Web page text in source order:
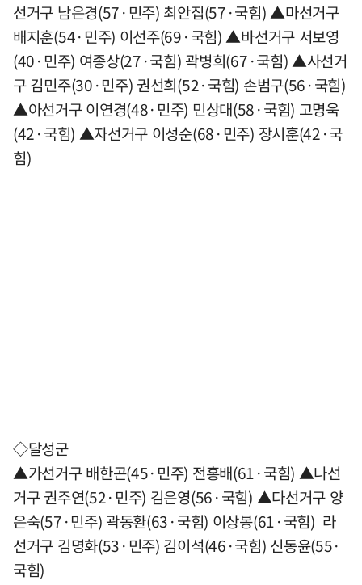
선거구 남은경(57·민주) 최안집(57·국힘) ▲마선거구
배지훈(54·민주) 이선주(69·국힘) ▲바선거구 서보영
(40·민주) 여종상(27·국힘) 곽병희(67·국힘) ▲사선거
구 김민주(30·민주) 권선희(52·국힘) 손범구(56·국힘)
▲아선거구 이연경(48·민주) 민상대(58·국힘) 고명욱
(42·국힘) ▲자선거구 이성순(68·민주) 장시훈(42·국
힘)
◇달성군
▲가선거구 배한곤(45·민주) 전홍배(61·국힘) ▲나선
거구 권주연(52·민주) 김은영(56·국힘) ▲다선거구 양
은숙(57·민주) 곽동환(63·국힘) 이상봉(61·국힘) 라
선거구 김명화(53·민주) 김이석(46·국힘) 신동윤(55·
국힘)